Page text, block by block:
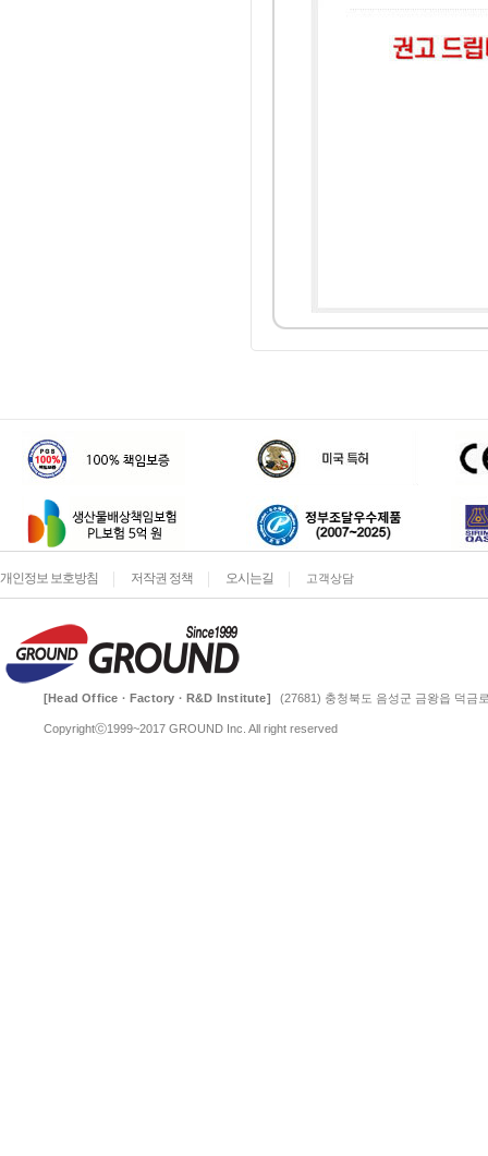
개인정보 보호방침 저작권 정책 오시는길 고객상담
[Head Office · Factory · R&D Institute] (27681) 충청북도 음성군 금왕읍 덕금
Copyrightⓒ1999~2017 GROUND Inc. All right reserved